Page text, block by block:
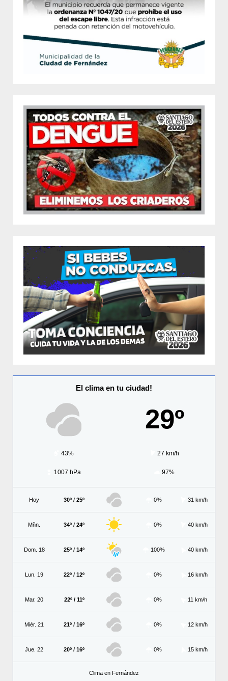
El clima en tu ciudad!
29º
43% 27 km/h
1007 hPa 97%
Hoy 30º / 25º 0% 31 km/h
Mñn. 34º / 24º 0% 40 km/h
Dom. 18 25º / 14º 100% 40 km/h
Lun. 19 22º / 12º 0% 16 km/h
Mar. 20 22º / 11º 0% 11 km/h
Miér. 21 21º / 16º 0% 12 km/h
Jue. 22 20º / 16º 0% 15 km/h
Clima en Fernández